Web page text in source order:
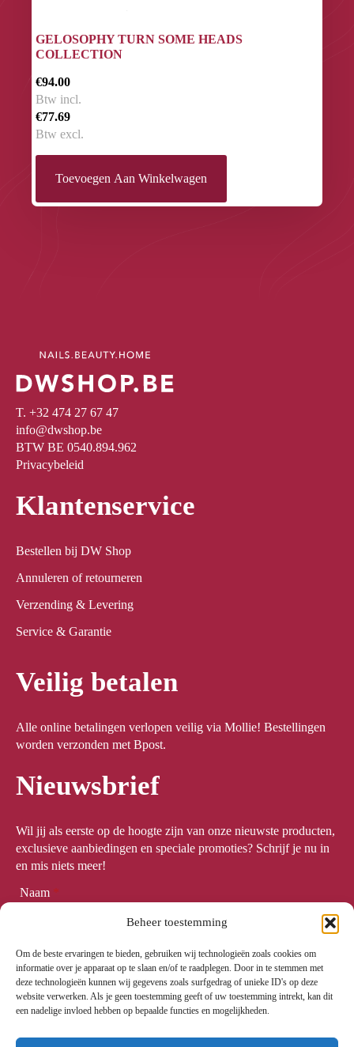
Beheer toestemming
Om de beste ervaringen te bieden, gebruiken wij technologieën zoals cookies om
informatie over je apparaat op te slaan en/of te raadplegen. Door in te stemmen met
deze technologieën kunnen wij gegevens zoals surfgedrag of unieke ID's op deze
website verwerken. Als je geen toestemming geeft of uw toestemming intrekt, kan dit
een nadelige invloed hebben op bepaalde functies en mogelijkheden.
GELOSOPHY TURN SOME HEADS
COLLECTION
€94.00
Btw incl.
€77.69
Btw excl.
Toevoegen Aan Winkelwagen
T. +32 474 27 67 47
info@dwshop.be
BTW BE 0540.894.962
Privacybeleid
Klantenservice
Bestellen bij DW Shop
Annuleren of retourneren
Verzending & Levering
Service & Garantie
Veilig betalen
Alle online betalingen verlopen veilig via Mollie! Bestellingen
worden verzonden met Bpost.
Nieuwsbrief
Wil jij als eerste op de hoogte zijn van onze nieuwste producten,
exclusieve aanbiedingen en speciale promoties? Schrijf je nu in
en mis niets meer!
Naam *
Email *
Meld me aan